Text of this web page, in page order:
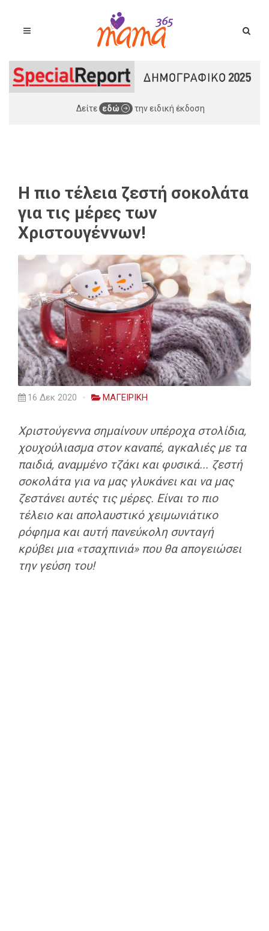
Δείτε εδώ την ειδική έκδοση
H πιο τέλεια ζεστή σοκολάτα
για τις μέρες των
Χριστουγέννων!
16 Δεκ 2020 ΜΑΓΕΙΡΙΚΗ
Χριστούγεννα σημαίνουν υπέροχα στολίδια,
χουχούλιασμα στον καναπέ, αγκαλιές με τα
παιδιά, αναμμένο τζάκι και φυσικά... ζεστή
σοκολάτα για να μας γλυκάνει και να μας
ζεστάνει αυτές τις μέρες. Είναι το πιο
τέλειο και απολαυστικό χειμωνιάτικο
ρόφημα και αυτή πανεύκολη συνταγή
κρύβει μια «τσαχπινιά» που θα απογειώσει
την γεύση του!